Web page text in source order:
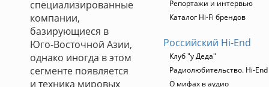
специализированные
компании,
базирующиеся в
Юго-Восточной Азии,
однако иногда в этом
сегменте появляется
и техника мировых
Репортажи и интервью
Каталог Hi-Fi брендов
Российский Hi-End
Клуб "у Деда"
Радиолюбительство. Hi-End
О мифах в аудио